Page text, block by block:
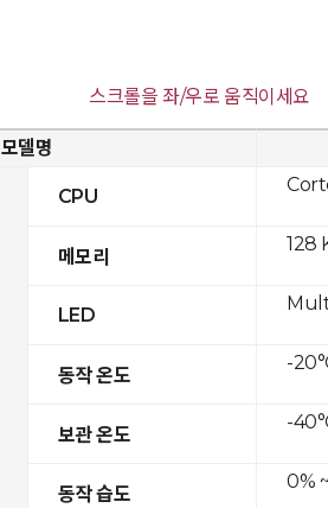
스크롤을 좌/우로 움직이세요
모델명
CPU
메모리
LED
동작 온도
보관 온도
동작 습도
128
-
-
0%